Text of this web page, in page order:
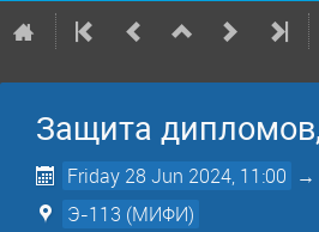
Защита
Friday 28 Jun 2024, 11:00 →
Э-113 (МИФИ)